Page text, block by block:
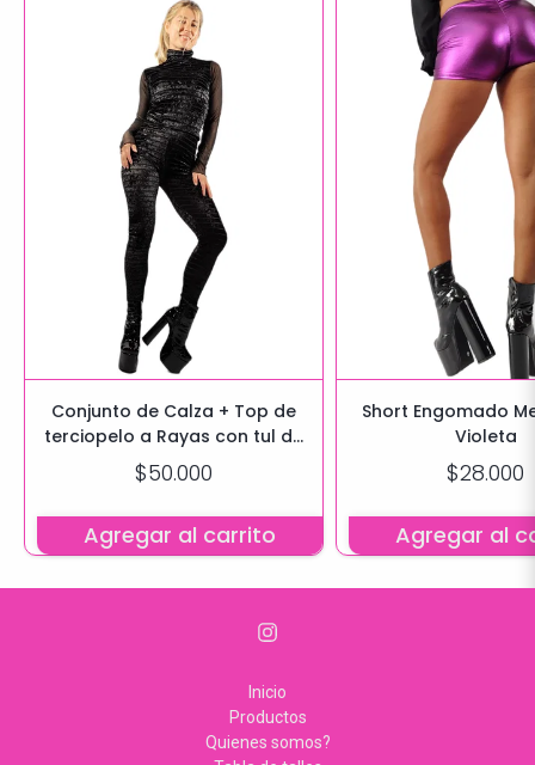
Conjunto de Calza + Top de
terciopelo a Rayas con tul de
Lycra
$50.000
Agregar al carrito
Short Engomado
Violeta
$28.000
Agregar al
Inicio
Productos
Quienes somos?